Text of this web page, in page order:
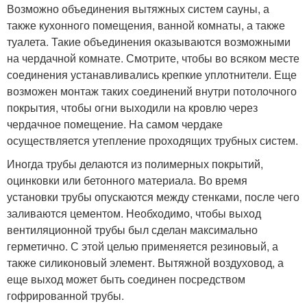
Возможно объединения вытяжных систем сауны, а
также кухонного помещения, ванной комнаты, а также
туалета. Такие объединения оказываются возможными
на чердачной комнате. Смотрите, чтобы во всяком месте
соединения устанавливались крепкие уплотнители. Еще
возможен монтаж таких соединений внутри потолочного
покрытия, чтобы огни выходили на кровлю через
чердачное помещение. На самом чердаке
осуществляется утепление проходящих трубных систем.
Иногда трубы делаются из полимерных покрытий,
оцинковки или бетонного материала. Во время
установки трубы опускаются между стенками, после чего
заливаются цементом. Необходимо, чтобы выход
вентиляционной трубы был сделан максимально
герметично. С этой целью применяется резиновый, а
также силиконовый элемент. Вытяжной воздуховод, а
еще выход может быть соединен посредством
гофрированной трубы.